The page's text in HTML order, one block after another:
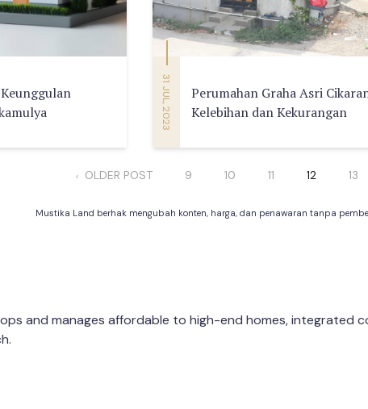
31 JUL, 2023
Perumahan Graha Asri
Kelebihan dan Kekurangan
‹ OLDER POST 9 10 11 12 13
Mustika Land berhak mengubah konten, harga, dan penawaran tanpa
and manages affordable to high-end homes,